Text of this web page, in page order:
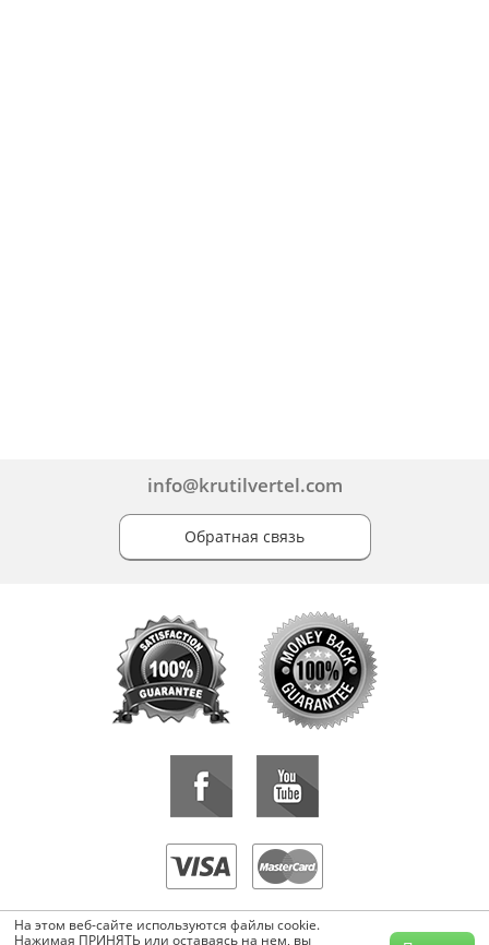
info@krutilvertel.com
Обратная связь
«KrutilVertel» © 2015-2026 Все права защищены.
Копирование, перепечатка, либо использование материалов данной
На этом веб-сайте используются файлы cookie.
Нажимая ПРИНЯТЬ или оставаясь на нем, вы